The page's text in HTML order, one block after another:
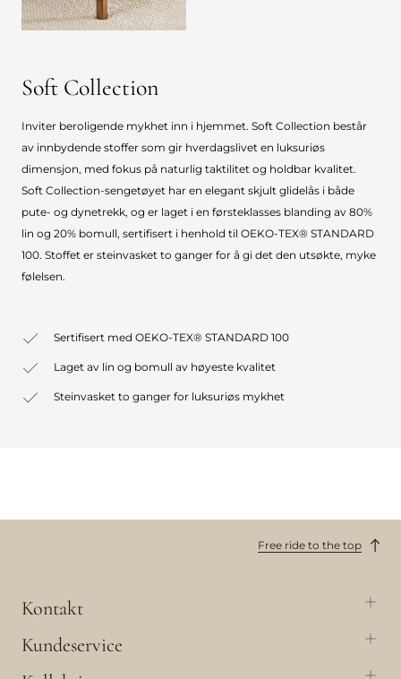
Soft Collection
Inviter beroligende mykhet inn i hjemmet. Soft Collection består
av innbydende stoffer som gir hverdagslivet en luksuriøs
dimensjon, med fokus på naturlig taktilitet og holdbar kvalitet.
Soft Collection-sengetøyet har en elegant skjult glidelås i både
pute- og dynetrekk, og er laget i en førsteklasses blanding av 80%
lin og 20% bomull, sertifisert i henhold til OEKO-TEX® STANDARD
100. Stoffet er steinvasket to ganger for å gi det den utsøkte, myke
følelsen.
Sertifisert med OEKO-TEX® STANDARD 100
Laget av lin og bomull av høyeste kvalitet
Steinvasket to ganger for luksuriøs mykhet
Free ride to the top
Kontakt
Kundeservice